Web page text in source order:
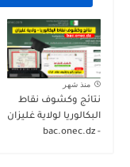
منذ شهر
نتائج وكشوف نقاط
البكالوريا لولاية غليزان
- bac.onec.dz